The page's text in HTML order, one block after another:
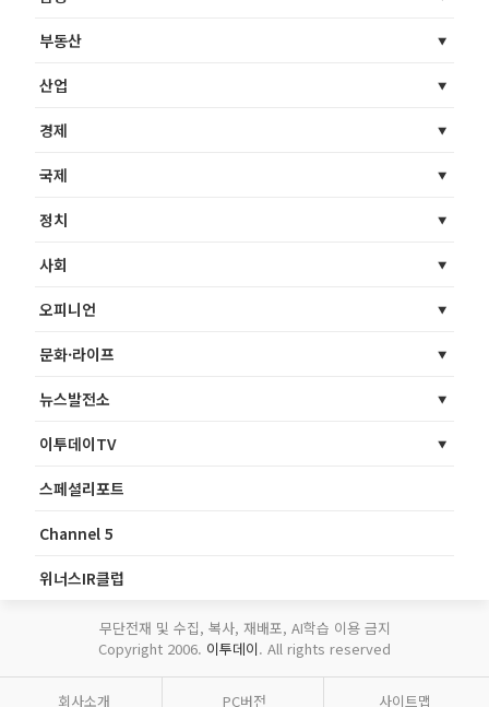
부동산
산업
경제
국제
정치
사회
오피니언
문화·라이프
뉴스발전소
이투데이TV
스페셜리포트
Channel 5
위너스IR클럽
무단전재 및 수집, 복사, 재배포, AI학습 이용 금지
Copyright 2006. 이투데이. All rights reserved
회사소개 PC버전 사이트맵